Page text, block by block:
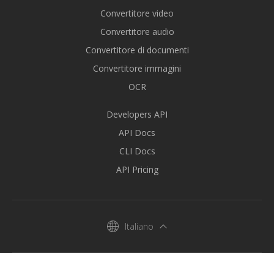
Convertitore video
Convertitore audio
Convertitore di documenti
Convertitore immagini
OCR
Developers API
API Docs
CLI Docs
API Pricing
Italiano